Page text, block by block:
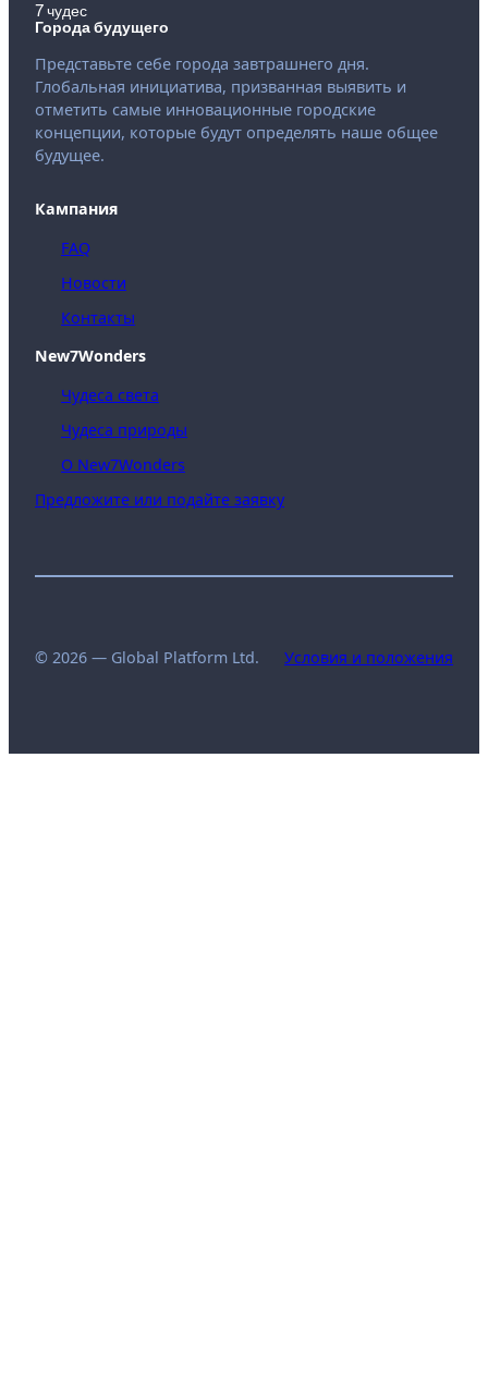
7 чудес
Города будущего
Представьте себе города завтрашнего дня.
Глобальная инициатива, призванная выявить и
отметить самые инновационные городские
концепции, которые будут определять наше общее
будущее.
Кампания
FAQ
Новости
Контакты
New7Wonders
Чудеса света
Чудеса природы
О New7Wonders
Предложите или подайте заявку
© 2026 — Global Platform Ltd. Условия и положения